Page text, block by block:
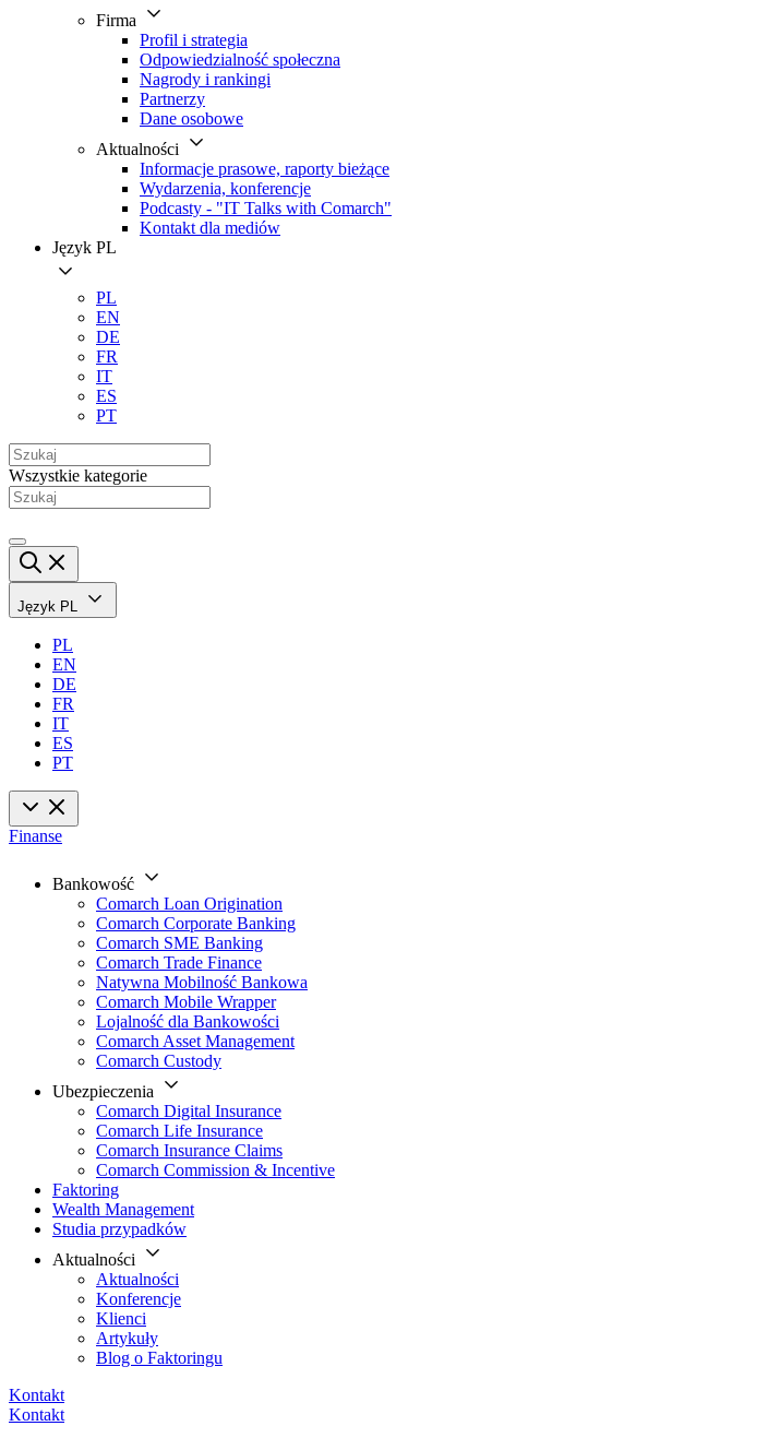
Firma
Profil i strategia
Odpowiedzialność społeczna
Nagrody i rankingi
Partnerzy
Dane osobowe
Aktualności
Informacje prasowe, raporty bieżące
Wydarzenia, konferencje
Podcasty - "IT Talks with Comarch"
Kontakt dla mediów
Język PL
PL
EN
DE
FR
IT
ES
PT
Wszystkie kategorie
Język PL
PL
EN
DE
FR
IT
ES
PT
Finanse
Bankowość
Comarch Loan Origination
Comarch Corporate Banking
Comarch SME Banking
Comarch Trade Finance
Natywna Mobilność Bankowa
Comarch Mobile Wrapper
Lojalność dla Bankowości
Comarch Asset Management
Comarch Custody
Ubezpieczenia
Comarch Digital Insurance
Comarch Life Insurance
Comarch Insurance Claims
Comarch Commission & Incentive
Faktoring
Wealth Management
Studia przypadków
Aktualności
Aktualności
Konferencje
Klienci
Artykuły
Blog o Faktoringu
Kontakt
Kontakt